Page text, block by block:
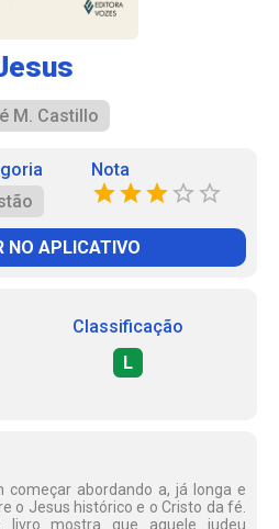
M. Castillo
Nota
NO APLICATIVO
Classificação
L
começar abordando a, já longa e
o Jesus histórico e o Cristo da fé.
livro mostra que aquele judeu